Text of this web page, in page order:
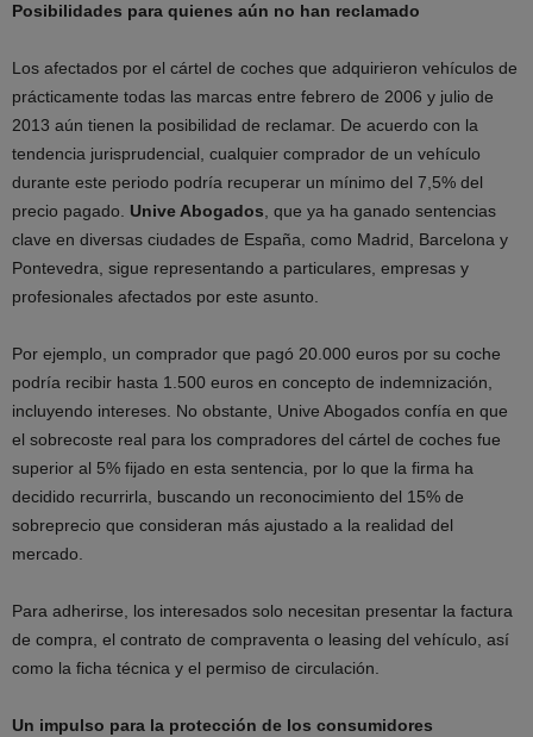
Posibilidades para quienes aún no han reclamado
Los afectados por el cártel de coches que adquirieron vehículos de
prácticamente todas las marcas entre febrero de 2006 y julio de
2013 aún tienen la posibilidad de reclamar. De acuerdo con la
tendencia jurisprudencial, cualquier comprador de un vehículo
durante este periodo podría recuperar un mínimo del 7,5% del
precio pagado. Unive Abogados, que ya ha ganado sentencias
clave en diversas ciudades de España, como Madrid, Barcelona y
Pontevedra, sigue representando a particulares, empresas y
profesionales afectados por este asunto.
Por ejemplo, un comprador que pagó 20.000 euros por su coche
podría recibir hasta 1.500 euros en concepto de indemnización,
incluyendo intereses. No obstante, Unive Abogados confía en que
el sobrecoste real para los compradores del cártel de coches fue
superior al 5% fijado en esta sentencia, por lo que la firma ha
decidido recurrirla, buscando un reconocimiento del 15% de
sobreprecio que consideran más ajustado a la realidad del
mercado.
Para adherirse, los interesados solo necesitan presentar la factura
de compra, el contrato de compraventa o leasing del vehículo, así
como la ficha técnica y el permiso de circulación.
Un impulso para la protección de los consumidores